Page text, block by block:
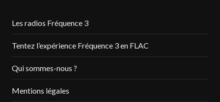
Les radios Fréquence 3
Tentez l’expérience Fréquence 3 en FLAC
Qui sommes-nous ?
Mentions légales